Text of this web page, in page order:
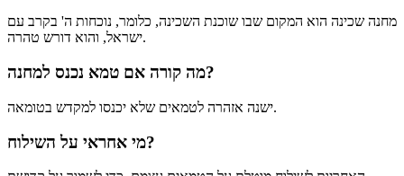
מחנה שכינה הוא המקום שבו שוכנת השכינה, כלומר, נוכחות ה' בקרב עם
ישראל, והוא דורש טהרה.
מה קורה אם טמא נכנס למחנה?
ישנה אזהרה לטמאים שלא יכנסו למקדש בטומאה.
מי אחראי על השילוח?